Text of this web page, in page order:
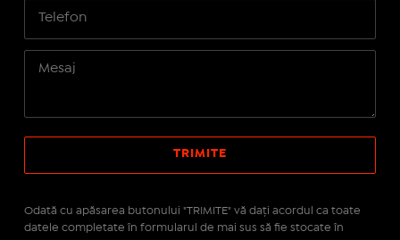
Odată cu apăsarea butonului "TRIMITE" vă daţi acordul ca toate
datele completate în formularul de mai sus să fie stocate în